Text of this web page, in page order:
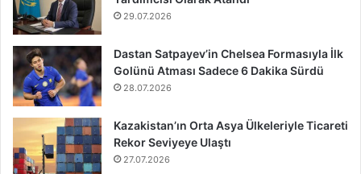
29.07.2026
Dastan Satpayev’in Chelsea Formasıyla İlk
Golünü Atması Sadece 6 Dakika Sürdü
28.07.2026
Kazakistan’ın Orta Asya Ülkeleriyle Ticareti
Rekor Seviyeye Ulaştı
27.07.2026